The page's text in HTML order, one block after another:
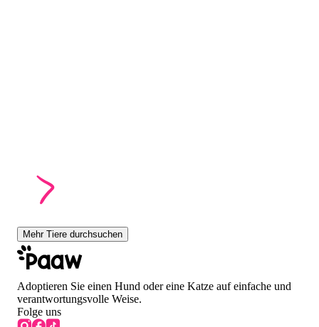
Mehr Tiere durchsuchen
Adoptieren Sie einen Hund oder eine Katze auf einfache und
verantwortungsvolle Weise.
Folge uns